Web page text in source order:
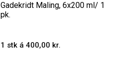
Gadekridt Maling, 6x200 ml/ 1
pk.
1 stk á 400,00 kr.